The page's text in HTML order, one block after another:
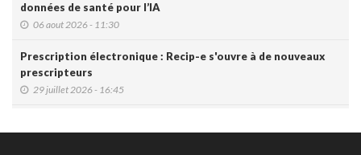
données de santé pour l’IA
06 aout 2026 - 11:30
Prescription électronique : Recip-e s'ouvre à de nouveaux
prescripteurs
29 juillet 2026 - 16:45